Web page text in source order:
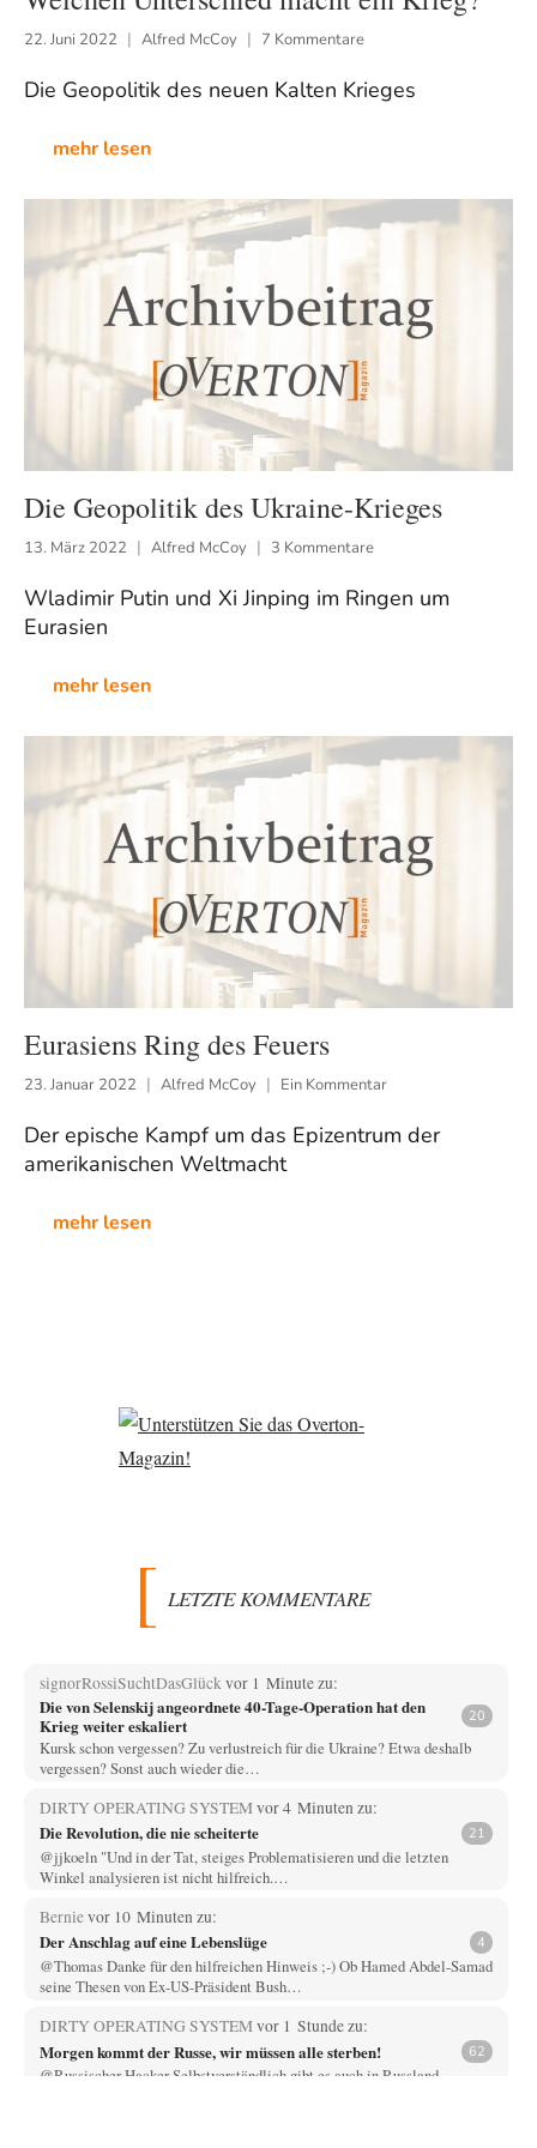
22. Juni 2022 Alfred McCoy 7 Kommentare
Die Geopolitik des neuen Kalten Krieges
mehr lesen
Die Geopolitik des Ukraine-Krieges
13. März 2022 Alfred McCoy 3 Kommentare
Wladimir Putin und Xi Jinping im Ringen um
Eurasien
mehr lesen
Eurasiens Ring des Feuers
23. Januar 2022 Alfred McCoy Ein Kommentar
Der epische Kampf um das Epizentrum der
amerikanischen Weltmacht
mehr lesen
LETZTE KOMMENTARE
signorRossiSuchtDasGlück vor 1 Minute zu:
Die von Selenskij angeordnete 40-Tage-Operation hat den
Krieg weiter eskaliert
20
Kursk schon vergessen? Zu verlustreich für die Ukraine? Etwa deshalb
vergessen? Sonst auch wieder die…
DIRTY OPERATING SYSTEMvor 4 Minuten zu:
Die Revolution, die nie scheiterte 21
@jjkoeln "Und in der Tat, steiges Problematisieren und die letzten
Winkel analysieren ist nicht hilfreich.…
Bernievor 10 Minuten zu:
Der Anschlag auf eine Lebenslüge 4
@Thomas Danke für den hilfreichen Hinweis ;-) Ob Hamed Abdel-Samad
seine Thesen von Ex-US-Präsident Bush…
DIRTY OPERATING SYSTEMvor 1 Stunde zu:
Morgen kommt der Russe, wir müssen alle sterben! 62
@Russischer Hacker Selbstverständlich gibt es auch in Russland